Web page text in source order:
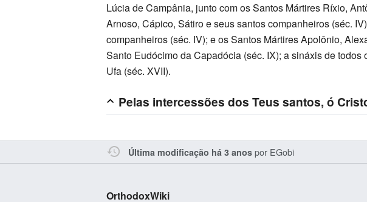
Lúcia de Campânia, junto com os Santos Mártires Ríxio,
Arnoso, Cápico, Sátiro e seus santos companheiros (séc.
companheiros (séc. IV); e os Santos Mártires Apolônio,
Santo Eudócimo da Capadócia (séc. IX); a sináxis de
Ufa (séc. XVII).
Pelas intercessões dos Teus santos, ó
Última modificação há 3 anos por EGobi
OrthodoxWiki